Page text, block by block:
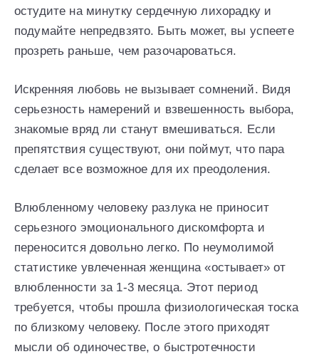
остудите на минутку сердечную лихорадку и
подумайте непредвзято. Быть может, вы успеете
прозреть раньше, чем разочароваться.
Искренняя любовь не вызывает сомнений. Видя
серьезность намерений и взвешенность выбора,
знакомые вряд ли станут вмешиваться. Если
препятствия существуют, они поймут, что пара
сделает все возможное для их преодоления.
Влюбленному человеку разлука не приносит
серьезного эмоционального дискомфорта и
переносится довольно легко. По неумолимой
статистике увлеченная женщина «остывает» от
влюбленности за 1-3 месяца. Этот период
требуется, чтобы прошла физиологическая тоска
по близкому человеку. После этого приходят
мысли об одиночестве, о быстротечности